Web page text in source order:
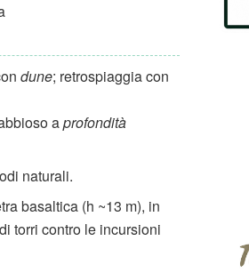
dune; retrospiaggia con
aprofondità
naturali.
basaltica (h ~13 m), in
torri contro le incursioni